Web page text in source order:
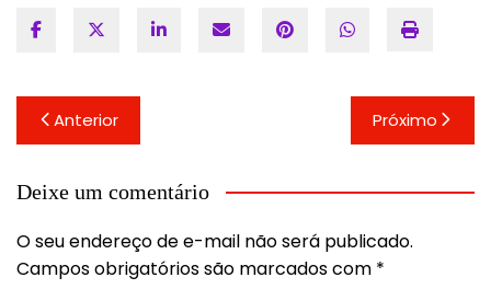
Navegação
de
Post
Anterior Próximo
Deixe um comentário
O seu endereço de e-mail não será publicado.
Campos obrigatórios são marcados com *